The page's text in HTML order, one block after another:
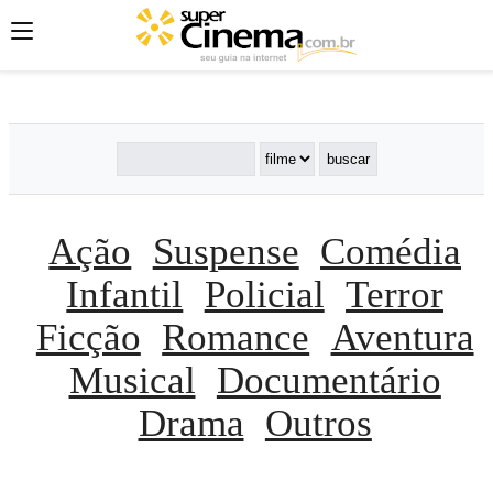
';';
Ação Suspense Comédia
Infantil
Policial Terror
Ficção Romance Aventura
Musical
Documentário
Drama Outros